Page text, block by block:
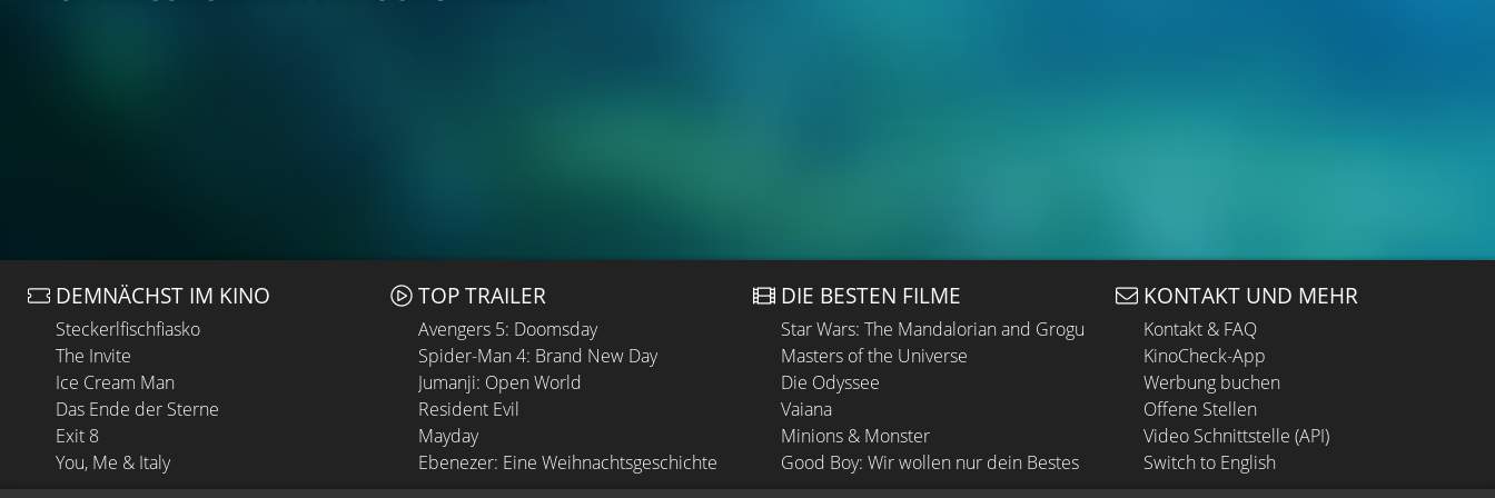
DEMNÄCHST IM KINO
Steckerlfischfiasko
The Invite
Ice Cream Man
Das Ende der Sterne
Exit 8
You, Me & Italy
TOP TRAILER
Avengers 5: Doomsday
Spider-Man 4: Brand New Day
Jumanji: Open World
Resident Evil
Mayday
Ebenezer: Eine Weihnachtsgeschichte
DIE BESTEN FILME
Star Wars: The Mandalorian and Grogu
Masters of the Universe
Die Odyssee
Vaiana
Minions & Monster
Good Boy: Wir wollen nur dein Bestes
KONTAKT UND MEHR
Kontakt & FAQ
KinoCheck-App
Werbung buchen
Offene Stellen
Video Schnittstelle (API)
Switch to English